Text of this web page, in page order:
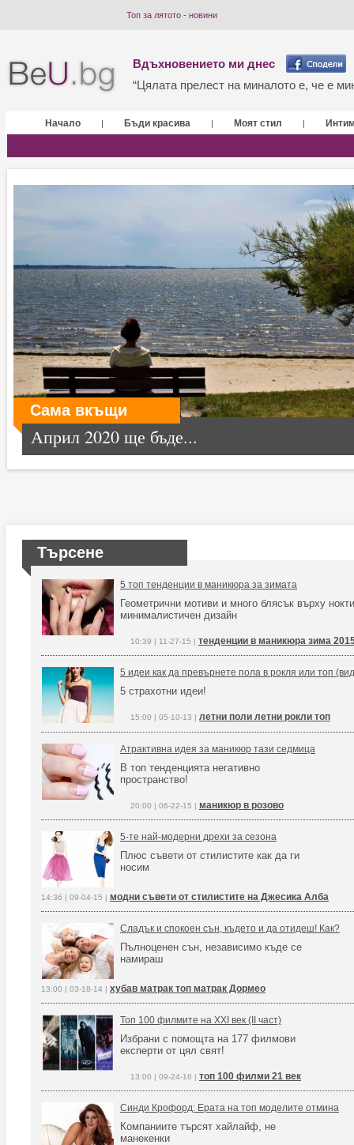
Топ за лятото - новини
Вдъхновението ми днес
“Цялата прелест на миналото е, че е
Начало | Бъди красива | Моят стил |
Сама вкъщи
Април 2020 ще бъде...
Търсене
5 топ тенденции в маникюра за зимата
Геометрични мотиви и много блясък върху
минималистичен дизайн
10:39 | 11-27-15 | тенденции в маникюра зима
5 идеи как да превърнете пола в рокля или топ
5 страхотни идеи!
15:00 | 05-10-13 | летни поли летни рокли топ
Атрактивна идея за маникюр тази седмица
В топ тенденцията негативно
пространство!
20:00 | 06-22-15 | маникюр в розово
5-те най-модерни дрехи за сезонa
Плюс съвети от стилистите как да ги
носим
14:36 | 09-04-15 | модни съвети от стилистите на Джесика Алба
Сладък и спокоен сън, където и да отидеш! Как?
Пълноценен сън, независимо къде се
намираш
13:00 | 03-18-14 | хубав матрак топ матрак Дормео
Топ 100 филмите на XXI век (II част)
Избрани с помощта на 177 филмови
експерти от цял свят!
13:00 | 09-24-16 | топ 100 филми 21 век
Синди Крофорд: Ерата на топ моделите отмина
Компаниите търсят хайлайф, не
манекенки